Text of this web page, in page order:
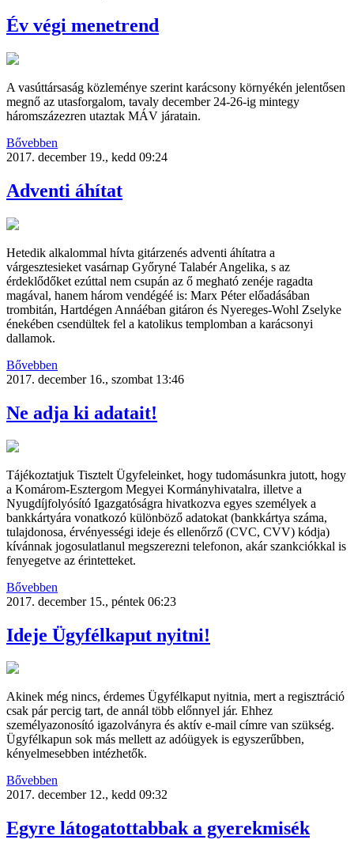
Év végi menetrend
A vasúttársaság közleménye szerint karácsony környékén jelentősen
megnő az utasforgalom, tavaly december 24-26-ig mintegy
háromszázezren utaztak MÁV járatain.
Bővebben
2017. december 19., kedd 09:24
Adventi áhítat
Hetedik alkalommal hívta gitárzenés adventi áhítatra a
várgesztesieket vasárnap Győryné Talabér Angelika, s az
érdeklődőket ezúttal nem csupán az ő megható zenéje ragadta
magával, hanem három vendégéé is: Marx Péter előadásában
trombitán, Hartdégen Annáéban gitáron és Nyereges-Wohl Zselyke
énekében csendültek fel a katolikus templomban a karácsonyi
dallamok.
Bővebben
2017. december 16., szombat 13:46
Ne adja ki adatait!
Tájékoztatjuk Tisztelt Ügyfeleinket, hogy tudomásunkra jutott, hogy
a Komárom-Esztergom Megyei Kormányhivatalra, illetve a
Nyugdíjfolyósító Igazgatóságra hivatkozva egyes személyek a
bankkártyára vonatkozó különböző adatokat (bankkártya száma,
tulajdonosa, érvényességi ideje és ellenőrző (CVC, CVV) kódja)
kívánnak jogosulatlanul megszerezni telefonon, akár szankciókkal is
fenyegetve az érintetteket.
Bővebben
2017. december 15., péntek 06:23
Ideje Ügyfélkaput nyitni!
Akinek még nincs, érdemes Ügyfélkaput nyitnia, mert a regisztráció
csak pár percig tart, de annál több előnnyel jár. Ehhez
személyazonosító igazolványra és aktív e-mail címre van szükség.
Ügyfélkapun sok más mellett az adóügyek is egyszerűbben,
kényelmesebben intézhetők.
Bővebben
2017. december 12., kedd 09:32
Egyre látogatottabbak a gyerekmisék